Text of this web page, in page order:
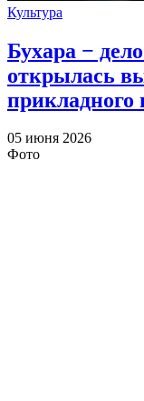
Культура
Бухара −
открылась
прикладного
05 июня 2026
Фото